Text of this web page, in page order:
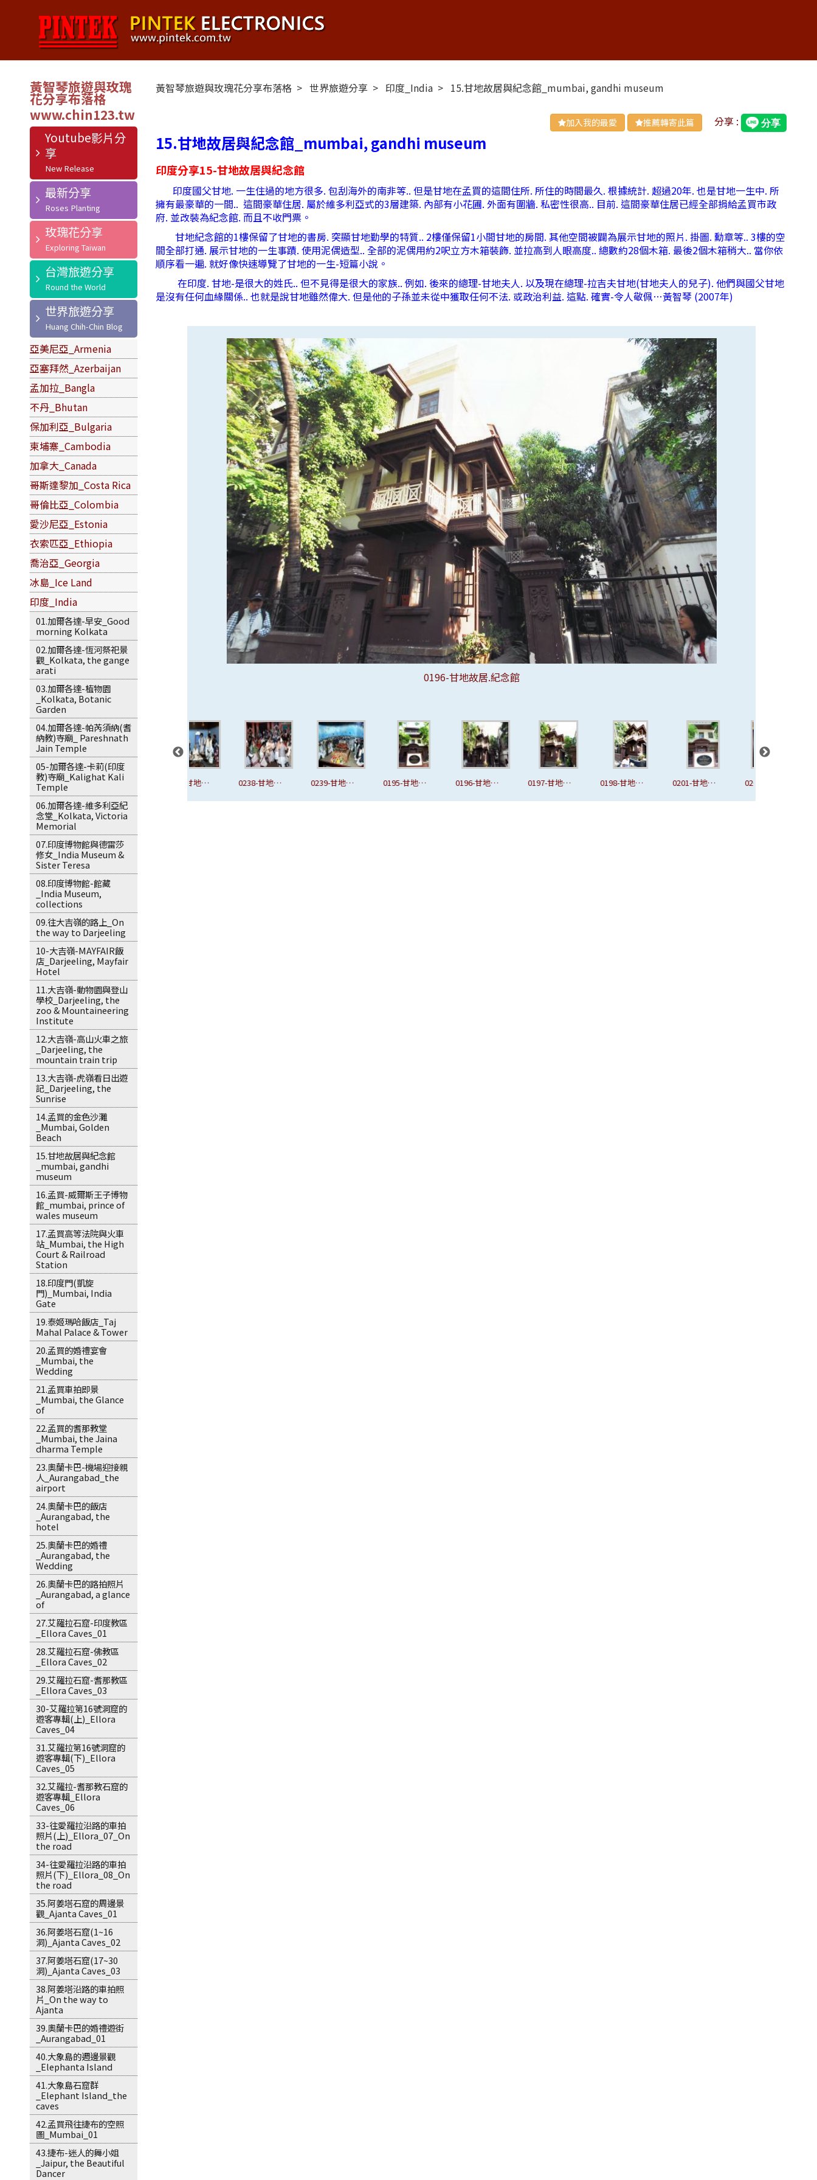
黃智琴旅遊與玫瑰
花分享布落格
Youtube影片分
享
最新分享
玫瑰花分享
台灣旅遊分享
世界旅遊分享
亞美尼亞_Armenia
亞塞拜然_Azerbaijan
孟加拉_Bangla
不丹_Bhutan
保加利亞_Bulgaria
柬埔寨_Cambodia
加拿大_Canada
哥斯達黎加_Costa Rica
哥倫比亞_Colombia
愛沙尼亞_Estonia
衣索匹亞_Ethiopia
喬治亞_Georgia
冰島_Ice Land
印度_India
01.加爾各達-早安_Good
morning Kolkata
02.加爾各達-恆河祭祀景
觀_Kolkata, the gange
arati
03.加爾各達-植物園
_Kolkata, Botanic
Garden
04.加爾各達-帕芮須納(耆
納教)寺廟_ Pareshnath
Jain Temple
05-加爾各達-卡莉(印度
教)寺廟_Kalighat Kali
Temple
06.加爾各達-維多利亞紀
念堂_Kolkata, Victoria
Memorial
07.印度博物館與德雷莎
修女_India Museum &
Sister Teresa
08.印度博物館-館藏
_India Museum,
collections
09.往大吉嶺的路上_On
the way to Darjeeling
10-大吉嶺-MAYFAIR飯
店_Darjeeling, Mayfair
Hotel
11.大吉嶺-動物園與登山
學校_Darjeeling, the
zoo & Mountaineering
Institute
12.大吉嶺-高山火車之旅
_Darjeeling, the
mountain train trip
13.大吉嶺-虎嶺看日出遊
記_Darjeeling, the
Sunrise
14.孟買的金色沙灘
_Mumbai, Golden
Beach
15.甘地故居與紀念館
_mumbai, gandhi
museum
16.孟買-威爾斯王子博物
館_mumbai, prince of
wales museum
17.孟買高等法院與火車
站_Mumbai, the High
Court & Railroad
Station
18.印度門(凱旋
門)_Mumbai, India
Gate
19.泰姬瑪哈飯店_Taj
Mahal Palace & Tower
20.孟買的婚禮宴會
_Mumbai, the
Wedding
21.孟買車拍即景
_Mumbai, the Glance
of
22.孟買的耆那教堂
_Mumbai, the Jaina
dharma Temple
23.奧蘭卡巴-機場迎接親
人_Aurangabad_the
airport
24.奧蘭卡巴的飯店
_Aurangabad, the
hotel
25.奧蘭卡巴的婚禮
_Aurangabad, the
Wedding
26.奧蘭卡巴的路拍照片
_Aurangabad, a glance
of
27.艾羅拉石窟-印度教區
_Ellora Caves_01
28.艾羅拉石窟-佛教區
_Ellora Caves_02
29.艾羅拉石窟-耆那教區
_Ellora Caves_03
30-艾羅拉第16號洞窟的
遊客專輯(上)_Ellora
Caves_04
31.艾羅拉第16號洞窟的
遊客專輯(下)_Ellora
Caves_05
32.艾羅拉-耆那教石窟的
遊客專輯_Ellora
Caves_06
33-往愛羅拉沿路的車拍
照片(上)_Ellora_07_On
the road
34-往愛羅拉沿路的車拍
照片(下)_Ellora_08_On
the road
35.阿姜塔石窟的周邊景
觀_Ajanta Caves_01
36.阿姜塔石窟(1~16
洞)_Ajanta Caves_02
37.阿姜塔石窟(17~30
洞)_Ajanta Caves_03
38.阿姜塔沿路的車拍照
片_On the way to
Ajanta
39.奧蘭卡巴的婚禮遊街
_Aurangabad_01
40.大象島的週邊景觀
_Elephanta Island
41.大象島石窟群
_Elephant Island_the
caves
42.孟買飛往捷布的空照
圖_Mumbai_01
43.捷布-迷人的舞小姐
_Jaipur, the Beautiful
Dancer
黃智琴旅遊與玫瑰花分享布落格 世界旅遊分享 印度_India 15.甘地故居與紀念館_mumbai, gandhi museum
加入我的最愛 推薦轉寄此篇 分享 :
15.甘地故居與紀念館_mumbai, gandhi museum
印度分享15-甘地故居與紀念館
印度國父甘地. 一生住過的地方很多. 包刮海外的南非等.. 但是甘地在孟買的這間住所. 所住的時間最久. 根據統計. 超過20年. 也是甘地一生中. 所
擁有最豪華的一間.. 這間豪華住居. 屬於維多利亞式的3層建築. 內部有小花圃. 外面有圍牆. 私密性很高.. 目前. 這間豪華住居已經全部捐給孟買市政
府. 並改裝為紀念館. 而且不收門票。
甘地紀念館的1樓保留了甘地的書房. 突顯甘地勤學的特質.. 2樓僅保留1小間甘地的房間. 其他空間被闢為展示甘地的照片. 掛圖. 勳章等.. 3樓的空
間全部打通. 展示甘地的一生事蹟. 使用泥偶造型.. 全部的泥偶用約2呎立方木箱裝飾. 並拉高到人眼高度.. 總數約28個木箱. 最後2個木箱稍大.. 當你依
順序看一遍. 就好像快速導覽了甘地的一生-短篇小說。
在印度. 甘地-是很大的姓氏.. 但不見得是很大的家族.. 例如. 後來的總理-甘地夫人. 以及現在總理-拉吉夫甘地(甘地夫人的兒子). 他們與國父甘地
是沒有任何血緣關係.. 也就是說甘地雖然偉大. 但是他的子孫並未從中獲取任何不法. 或政治利益. 這點. 確實-令人敬佩…黃智琴 (2007年)
0195-甘地故居.紀念館
0196-甘地故居.紀念館
0197-甘地故居.紀念館
0198-甘地故居.紀念館
0201-甘地故居.紀念館
0202-甘地故居.紀念館
0203-甘地故居.紀念館
0205-甘地故居.紀念館
0206-甘地故居.紀念館
0207-甘地故居.紀念館
0208-甘地故居.紀念館
0209-甘地故居.紀念館
0210-甘地故居.紀念館
0211-甘地故居.紀念館
0212-甘地故居.甘地的一生-1
0213-甘地故居.甘地的一生-2
0214-甘地故居.甘地的一生-3
0215-甘地故居.甘地的一生-4
0216-甘地故居.甘地的一生-5
0217-甘地故居.甘地的一生-6
0218-甘地故居.甘地的一生-7
0219-甘地故居.甘地的一生-8
0220-甘地故居.甘地的一生-9
0221-甘地故居.甘地的一生-10
0222-甘地故居.甘地的一生-11
0223-甘地故居.甘地的一生-12
0224-甘地故居.甘地的一生-13
0225-甘地故居.甘地的一生-14
0226-甘地故居.甘地的一生-15
0227-甘地故居.甘地的一生-16
0228-甘地故居.甘地的一生-17
0229-甘地故居.甘地的一生-18
0230-甘地故居.甘地的一生-19
0231-甘地故居.甘地的一生-20
0232-甘地故居.甘地的一生-21
0233-甘地故居.甘地的一生-22
0234-甘地故居.甘地的一生-23
0235-甘地故居.甘地的一生-24
0236-甘地故居.甘地的一生-25
0237-甘地故居.甘地的一生-26
0238-甘地故居.甘地的一生-27
0239-甘地故居.甘地的一生-28
0235-甘地故
居.甘地的一
0236-甘地故
居.甘地的一
生-25
0237-甘地故
0238-甘地故
0239-甘地故
0195-甘地故
0196-甘地故
0197-甘地故
0198-甘地故
0201-甘地故
0202-甘地故